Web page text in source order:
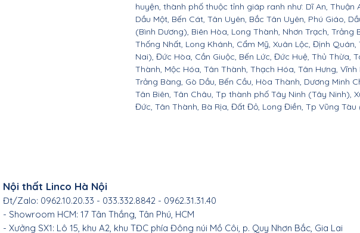
huyện, thành phố thuộc tỉnh giáp ranh như: Dĩ An, Thuận
Dầu Một, Bến Cát, Tân Uyên, Bắc Tân Uyên, Phú Giáo,
(Bình Dương), Biên Hòa, Long Thành, Nhơn Trạch, Trảng
Thống Nhất, Long Khánh, Cẩm Mỹ, Xuân Lộc, Định
Nai), Đức Hòa, Cần Giuộc, Bến Lức, Đức Huệ, Thủ Thừa,
Thành, Mộc Hóa, Tân Thành, Thạch Hóa, Tân Hưng,
Trảng Bàng, Gò Dầu, Bến Cầu, Hòa Thành, Dương Minh
Tân Biên, Tân Châu, Tp thành phố Tây Ninh (Tây Ninh),
Đức, Tân Thành, Bà Rịa, Đất Đỏ, Long Điền, Tp Vũng Tàu
Nội thất Linco Hà Nội
Đt/Zalo: 0962.10.20.33 - 033.332.8842 - 0962.31.31.40
- Showroom HCM: 17 Tân Thắng, Tân Phú, HCM
- Xưởng SX1: Lô 15, khu A2, khu TĐC phía Đông núi Mồ Côi, p. Quy Nhơn Bắc, Gia Lai